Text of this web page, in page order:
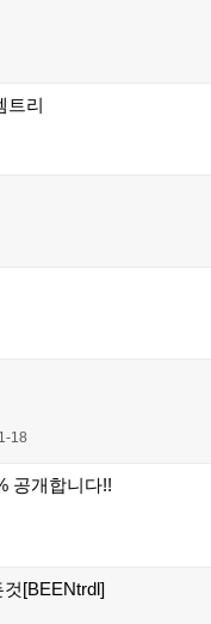
트리
18
공개합니다!!
[BEENtrdl]